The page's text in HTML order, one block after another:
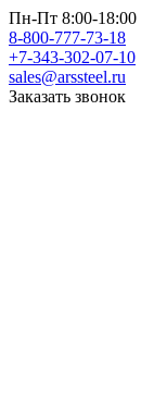
Пн-Пт 8:00-18:00
8-800-777-73-18
+7-343-302-07-10
sales@arssteel.ru
Заказать звонок